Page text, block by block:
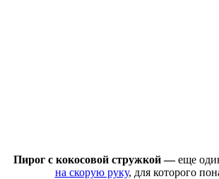
Пирог с кокосовой стружкой —еще
на скорую руку, для которого